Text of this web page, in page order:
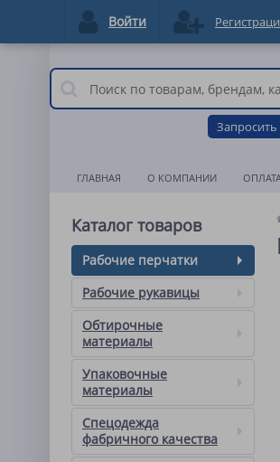
Запросить
ГЛАВНАЯ О КОМПАНИИ
Каталог товаров
Рабочие перчатки
Рабочие рукавицы
Обтирочные
материалы
Упаковочные
материалы
Спецодежда
фабричного качества
Войти